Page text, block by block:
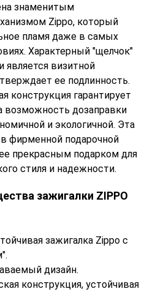
знаменитым
Zippo, который
пламя даже в самых
Характерный "щелчок"
визитной
ее подлинность.
конструкция гарантирует
возможность дозаправки
и экологичной. Эта
фирменной подарочной
прекрасным подарком для
стиля и надежности.
зажигалки ZIPPO
зажигалка Zippo с
дизайн.
конструкция, устойчивая